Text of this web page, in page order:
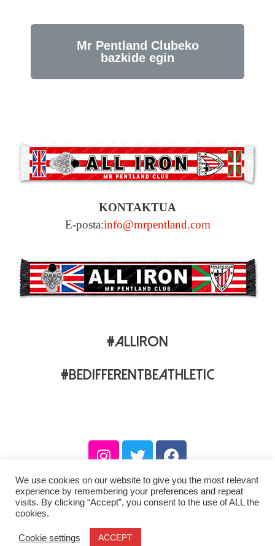
Mr Pentland Clubeko
bazkide egin
KONTAKTUA
E-posta:info@mrpentland.com
#ALLIRON
#BEDIFFERENTBEATHLETIC
We use cookies on our website to give you the most relevant
experience by remembering your preferences and repeat
visits. By clicking “Accept”, you consent to the use of ALL the
cookies.
Cookie settings ACCEPT